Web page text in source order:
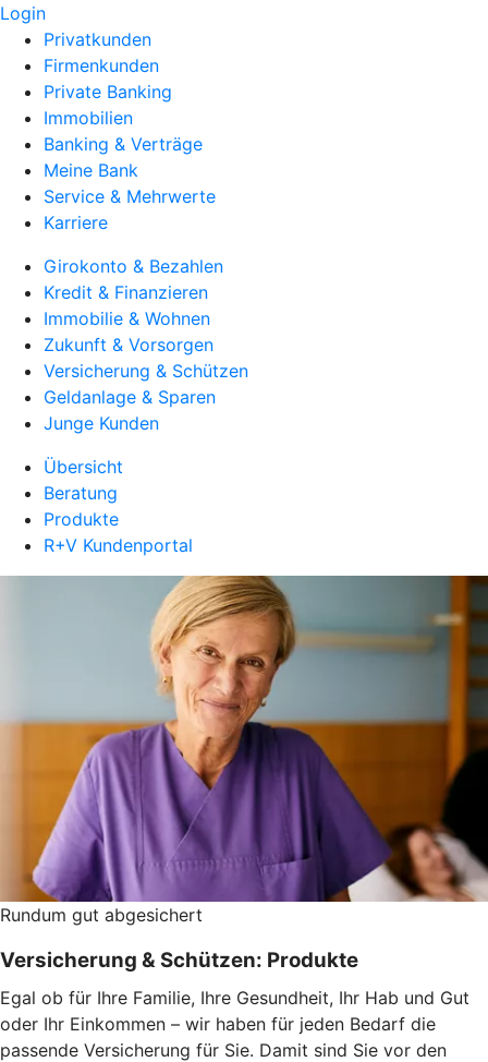
Login
Privatkunden
Firmenkunden
Private Banking
Immobilien
Banking & Verträge
Meine Bank
Service & Mehrwerte
Karriere
Girokonto & Bezahlen
Kredit & Finanzieren
Immobilie & Wohnen
Zukunft & Vorsorgen
Versicherung & Schützen
Geldanlage & Sparen
Junge Kunden
Übersicht
Beratung
Produkte
R+V Kundenportal
Rundum gut abgesichert
Versicherung & Schützen: Produkte
Egal ob für Ihre Familie, Ihre Gesundheit, Ihr Hab und Gut
oder Ihr Einkommen – wir haben für jeden Bedarf die
passende Versicherung für Sie. Damit sind Sie vor den